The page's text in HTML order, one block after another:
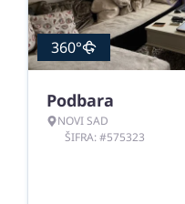
360°
Podbara
NOVI SAD
ŠIFRA: #575323